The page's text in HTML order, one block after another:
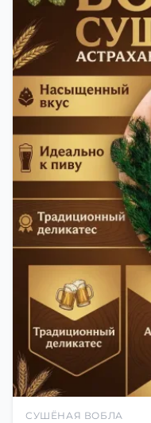
СУШЁНАЯ ВОБЛА